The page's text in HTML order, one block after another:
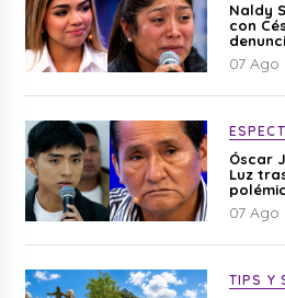
Naldy
con
07 Ago
Óscar
Luz
07 Ago
TIPS Y